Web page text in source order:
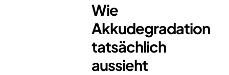
Wie
Akkudegradation
tatsächlich
aussieht